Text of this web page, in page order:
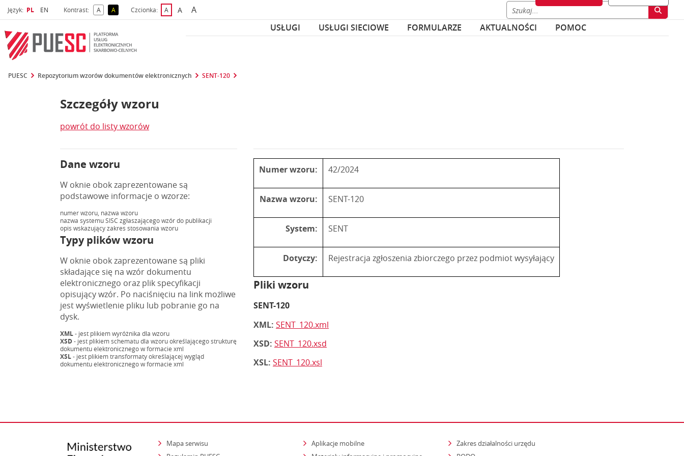
Język: Wybrany język
PL Wybierz język
EN Kontrast: Akontrast domyślny
Akontrast żółty tekst na czarnym tle
Czcionka: Adomyślna czcionka
Awiększa czcionka
Anajwiększa czcionka
USŁUGI
USŁUGI SIECIOWE FORMULARZE AKTUALNOŚCI POMOC
PUESC Repozytorium wzorów dokumentów elektronicznych SENT-120
Szczegóły wzoru
powrót do listy wzorów
Dane wzoru
W oknie obok zaprezentowane są
podstawowe informacje o wzorze:
numer wzoru, nazwa wzoru
nazwa systemu SISC zgłaszającego wzór do publikacji
opis wskazujący zakres stosowania wzoru
Typy plików wzoru
W oknie obok zaprezentowane są pliki
składające się na wzór dokumentu
elektronicznego oraz plik specyfikacji
opisujący wzór. Po naciśnięciu na link możliwe
jest wyświetlenie pliku lub pobranie go na
dysk.
XML- jest plikiem wyróżnika dla wzoru
XSD- jest plikiem schematu dla wzoru określającego strukturę
dokumentu elektronicznego w formacie xml
XSL- jest plikiem transformaty określającej wygląd
dokumentu elektronicznego w formacie xml
Numer wzoru: 42/2024
Nazwa wzoru: SENT-120
System: SENT
Dotyczy: Rejestracja zgłoszenia zbiorczego przez podmiot wysyłający
Pliki wzoru
SENT-120
XML: SENT_120.xml
XSD: SENT_120.xsd
XSL: SENT_120.xsl
Mapa serwisu
Aplikacje mobilne
Zakres działalności urzędu